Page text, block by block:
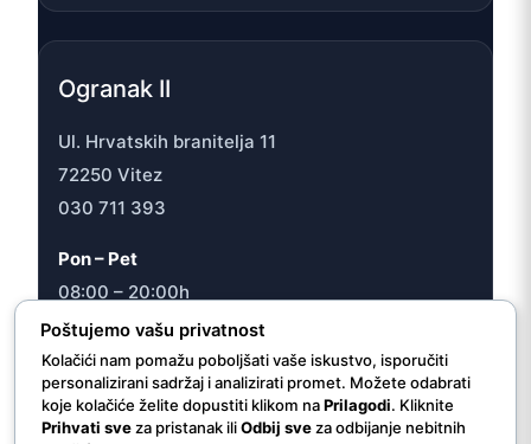
Ogranak II
Ul. Hrvatskih branitelja 11
72250 Vitez
030 711 393
Pon – Pet
08:00 – 20:00h
Sub
08:00 – 16:30h
Poštujemo vašu privatnost
Kolačići nam pomažu poboljšati vaše iskustvo, isporučiti
personalizirani sadržaj i analizirati promet. Možete odabrati
koje kolačiće želite dopustiti klikom naPrilagodi. Kliknite
Prihvati sveza pristanak iliOdbij sveza odbijanje nebitnih